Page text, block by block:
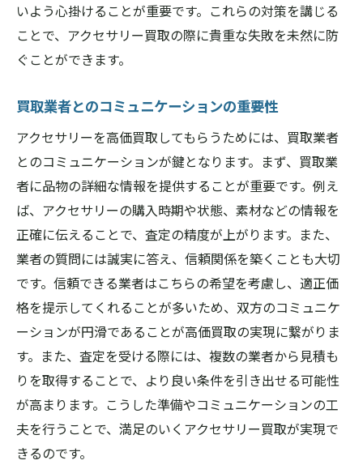
いよう心掛けることが重要です。これらの対策を講じる
ことで、アクセサリー買取の際に貴重な失敗を未然に防
ぐことができます。
買取業者とのコミュニケーションの重要性
アクセサリーを高価買取してもらうためには、買取業者
とのコミュニケーションが鍵となります。まず、買取業
者に品物の詳細な情報を提供することが重要です。例え
ば、アクセサリーの購入時期や状態、素材などの情報を
正確に伝えることで、査定の精度が上がります。また、
業者の質問には誠実に答え、信頼関係を築くことも大切
です。信頼できる業者はこちらの希望を考慮し、適正価
格を提示してくれることが多いため、双方のコミュニケ
ーションが円滑であることが高価買取の実現に繋がりま
す。また、査定を受ける際には、複数の業者から見積も
りを取得することで、より良い条件を引き出せる可能性
が高まります。こうした準備やコミュニケーションの工
夫を行うことで、満足のいくアクセサリー買取が実現で
きるのです。